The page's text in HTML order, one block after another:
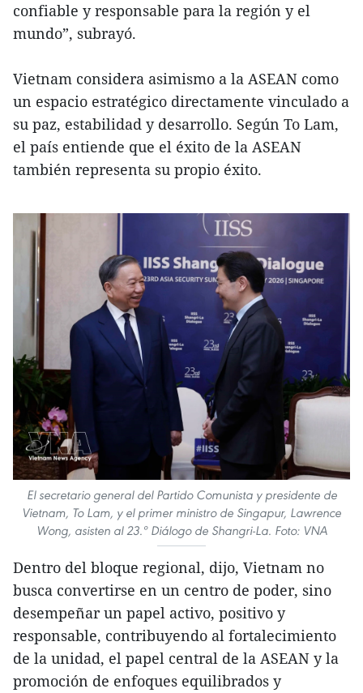
confiable y responsable para la región y el
mundo”, subrayó.
Vietnam considera asimismo a la ASEAN como
un espacio estratégico directamente vinculado a
su paz, estabilidad y desarrollo. Según To Lam,
el país entiende que el éxito de la ASEAN
también representa su propio éxito.
El secretario general del Partido Comunista y presidente de
Vietnam, To Lam, y el primer ministro de Singapur, Lawrence
Wong, asisten al 23.º Diálogo de Shangri-La. Foto: VNA
Dentro del bloque regional, dijo, Vietnam no
busca convertirse en un centro de poder, sino
desempeñar un papel activo, positivo y
responsable, contribuyendo al fortalecimiento
de la unidad, el papel central de la ASEAN y la
promoción de enfoques equilibrados y